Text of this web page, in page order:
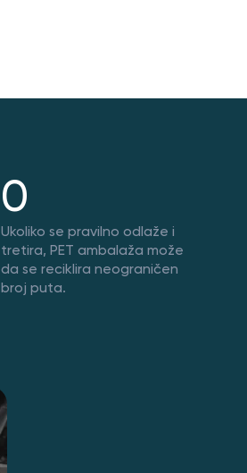
0
Ukoliko se pravilno odlaže i
tretira, PET ambalaža može
da se reciklira neograničen
broj puta.